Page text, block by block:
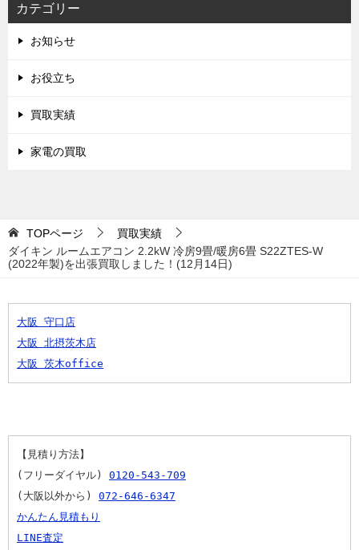
カテゴリー
お知らせ
お役立ち
買取実績
家電の買取
TOPページ
買取実績
ダイキン ルームエアコン 2.2kW 冷房9畳/暖房6畳 S22ZTES-W
(2022年製)を出張買取しました！(12月14日)
大阪 守口店
大阪 北摂茨木店
大阪 茨木office
【見積り方法】
(フリーダイヤル) 0120-543-709
(大阪以外から) 072-646-6347
かんたん見積もり
LINE査定